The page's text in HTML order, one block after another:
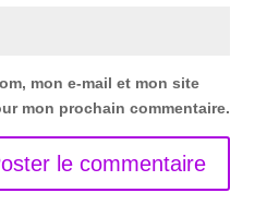
mon e-mail et mon site
mon prochain commentaire.